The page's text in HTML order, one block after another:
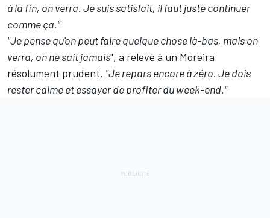
à la fin, on verra. Je suis satisfait, il faut juste continuer
comme ça."
"Je pense qu'on peut faire quelque chose là-bas, mais on
verra, on ne sait jamais", a relevé à un Moreira
résolument prudent. "Je repars encore à zéro. Je dois
rester calme et essayer de profiter du week-end."